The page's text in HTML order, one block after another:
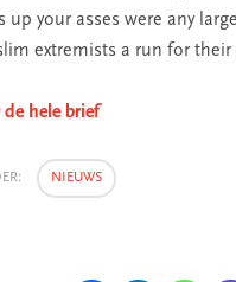
up your asses were any
extremists a run for their
de hele brief
NIEUWS